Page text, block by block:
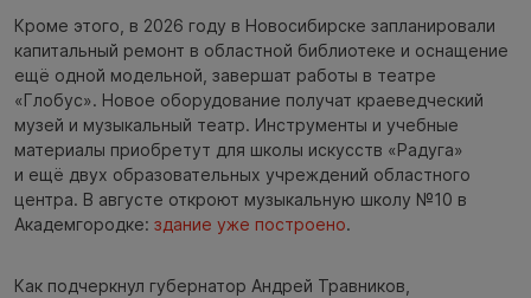
Кроме этого, в 2026 году в Новосибирске запланировали
капитальный ремонт в областной библиотеке и оснащение
ещё одной модельной, завершат работы в театре
«Глобус». Новое оборудование получат краеведческий
музей и музыкальный театр. Инструменты и учебные
материалы приобретут для школы искусств «Радуга»
и ещё двух образовательных учреждений областного
центра. В августе откроют музыкальную школу №10 в
Академгородке: здание уже построено.
Как подчеркнул губернатор Андрей Травников,